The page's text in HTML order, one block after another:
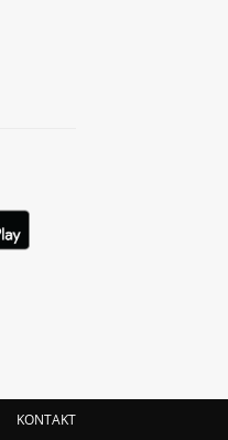
KONTAKT